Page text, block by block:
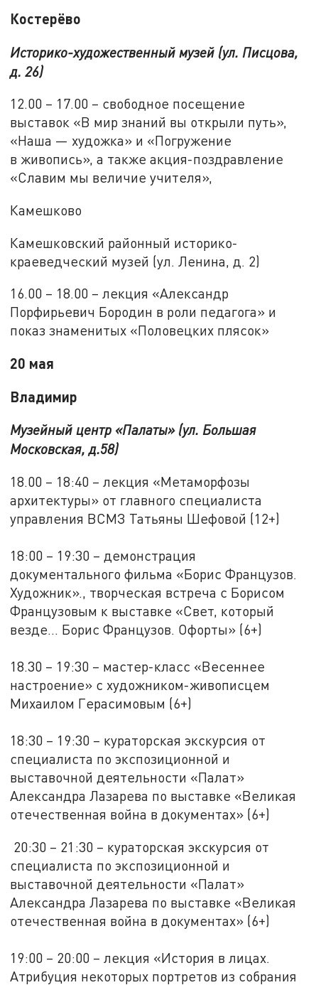
Костерёво
Историко-художественный музей (ул. Писцова,
д. 26)
12.00 – 17.00 – свободное посещение
выставок «В мир знаний вы открыли путь»,
«Наша — художка» и «Погружение
в живопись», а также акция-поздравление
«Славим мы величие учителя»,
Камешково
Камешковский районный историко-
краеведческий музей (ул. Ленина, д. 2)
16.00 – 18.00 – лекция «Александр
Порфирьевич Бородин в роли педагога» и
показ знаменитых «Половецких плясок»
20 мая
Владимир
Музейный центр «Палаты» (ул. Большая
Московская, д.58)
18.00 – 18:40 – лекция «Метаморфозы
архитектуры» от главного специалиста
управления ВСМЗ Татьяны Шефовой (12+)
18:00 – 19:30 – демонстрация
документального фильма «Борис Французов.
Художник»., творческая встреча с Борисом
Французовым к выставке «Свет, который
везде... Борис Французов. Офорты» (6+)
18.30 – 19:30 – мастер-класс «Весеннее
настроение» с художником-живописцем
Михаилом Герасимовым (6+)
18:30 – 19:30 – кураторская экскурсия от
специалиста по экспозиционной и
выставочной деятельности «Палат»
Александра Лазарева по выставке «Великая
отечественная война в документах» (6+)
20:30 – 21:30 – кураторская экскурсия от
специалиста по экспозиционной и
выставочной деятельности «Палат»
Александра Лазарева по выставке «Великая
отечественная война в документах» (6+)
19:00 – 20:00 – лекция «История в лицах.
Атрибуция некоторых портретов из собрания